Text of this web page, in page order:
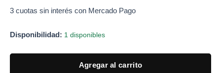
3 cuotas sin interés con Mercado Pago
Disponibilidad: 1 disponibles
Agregar al carrito